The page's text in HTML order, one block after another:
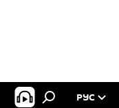
РУС